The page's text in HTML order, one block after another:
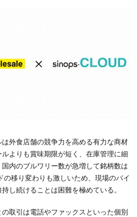
外食店舗の競争力を高める有力な商材
よりも賞味期限が短く、在庫管理に細
内のブルワリー数が急増して銘柄数は
の移り変わりも激しいため、現場のバイ
し続けることは困難を極めている。
取引は電話やファックスといった個別